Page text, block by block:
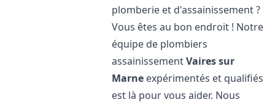
plomberie et d'assainissement ?
Vous êtes au bon endroit ! Notre
équipe de plombiers
assainissementVaires sur
Marne expérimentés et qualifiés
est là pour vous aider. Nous